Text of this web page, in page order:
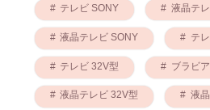
テレビ SONY 液晶テ
液晶テレビ SONY テ
テレビ 32V型 ブラビ
液晶テレビ 32V型 液